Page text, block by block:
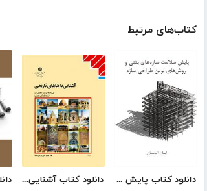
کتاب‌های مرتبط
دانلود کتاب پایش سلامت سازه‌های بتنی و روش‌های نوین طراحی سازه دانلود کتاب آشنایی با بناهای تاریخی